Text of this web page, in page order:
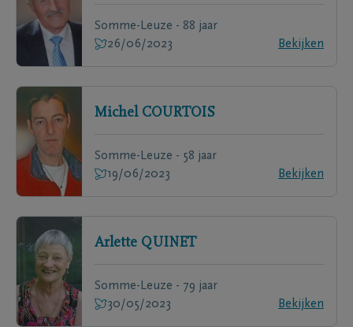
Somme-Leuze - 88 jaar
26/06/2023
Bekijken
Michel COURTOIS
Somme-Leuze - 58 jaar
19/06/2023
Bekijken
Arlette QUINET
Somme-Leuze - 79 jaar
30/05/2023
Bekijken